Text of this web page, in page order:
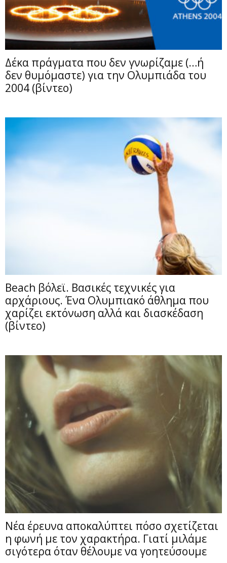
Δέκα πράγματα που δεν γνωρίζαμε (…ή
δεν θυμόμαστε) για την Ολυμπιάδα του
2004 (βίντεο)
Beach βόλεϊ. Βασικές τεχνικές για
αρχάριους. Ένα Ολυμπιακό άθλημα που
χαρίζει εκτόνωση αλλά και διασκέδαση
(βίντεο)
Νέα έρευνα αποκαλύπτει πόσο σχετίζεται
η φωνή με τον χαρακτήρα. Γιατί μιλάμε
σιγότερα όταν θέλουμε να γοητεύσουμε